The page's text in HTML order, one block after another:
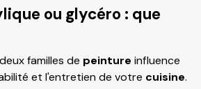
ou glycéro : que
familles de peinture influence
et l'entretien de votre cuisine.